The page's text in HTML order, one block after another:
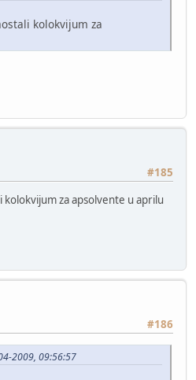
kolokvijum za
#185
kolokvijum za apsolvente u aprilu
#186
2009, 09:56:57